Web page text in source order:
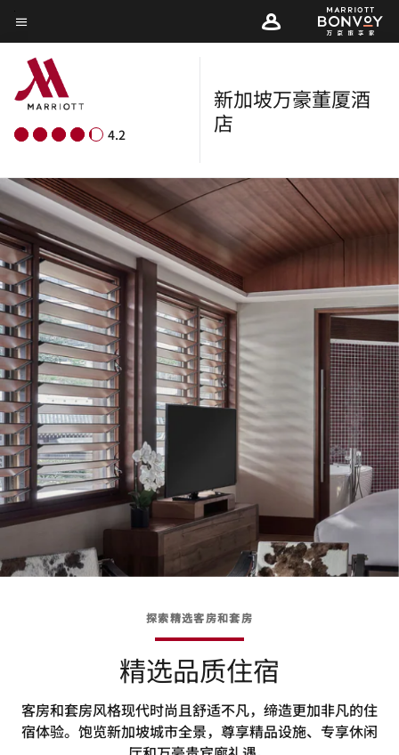
Skip
to
main
content
菜单文本
4.2
新加坡万豪董厦酒
店
探索精选客房和套房
精选品质住宿
客房和套房风格现代时尚且舒适不凡，缔造更加非凡的住
宿体验。饱览新加坡城市全景，尊享精品设施、专享休闲